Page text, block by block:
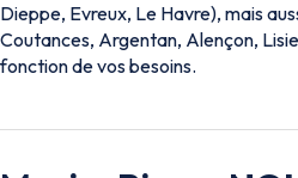
Dieppe, Evreux, Le Havre), mais
Coutances, Argentan, Alençon,
fonction de vos besoins.